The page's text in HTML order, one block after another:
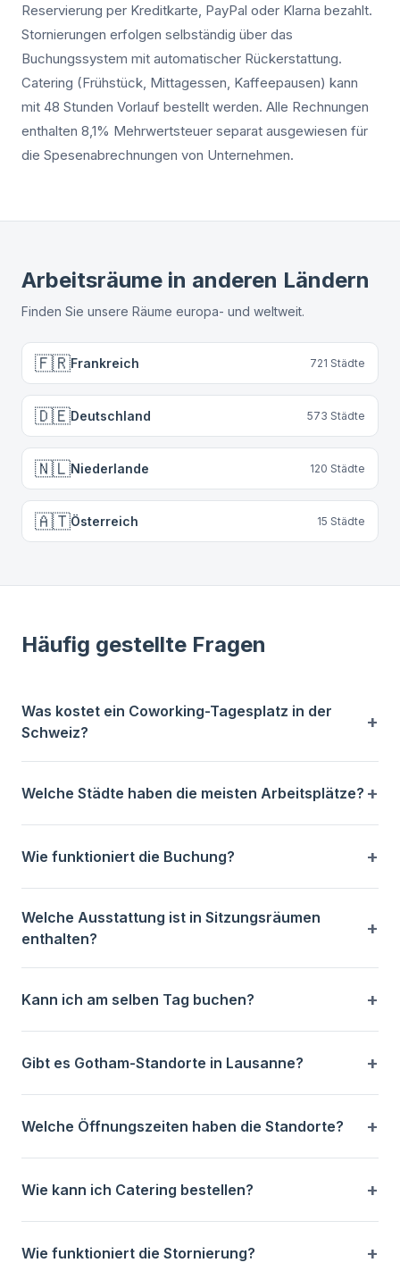
Reservierung per Kreditkarte, PayPal oder Klarna bezahlt.
Stornierungen erfolgen selbständig über das
Buchungssystem mit automatischer Rückerstattung.
Catering (Frühstück, Mittagessen, Kaffeepausen) kann
mit 48 Stunden Vorlauf bestellt werden. Alle Rechnungen
enthalten 8,1% Mehrwertsteuer separat ausgewiesen für
die Spesenabrechnungen von Unternehmen.
Arbeitsräume in anderen Ländern
Finden Sie unsere Räume europa- und weltweit.
🇫🇷Frankreich 721 Städte
🇩🇪Deutschland 573 Städte
🇳🇱Niederlande 120 Städte
🇦🇹Österreich 15 Städte
Häufig gestellte Fragen
Was kostet ein Coworking-Tagesplatz in der
Schweiz?
Welche Städte haben die meisten Arbeitsplätze?
Wie funktioniert die Buchung?
Welche Ausstattung ist in Sitzungsräumen
enthalten?
Kann ich am selben Tag buchen?
Gibt es Gotham-Standorte in Lausanne?
Welche Öffnungszeiten haben die Standorte?
Wie kann ich Catering bestellen?
Wie funktioniert die Stornierung?